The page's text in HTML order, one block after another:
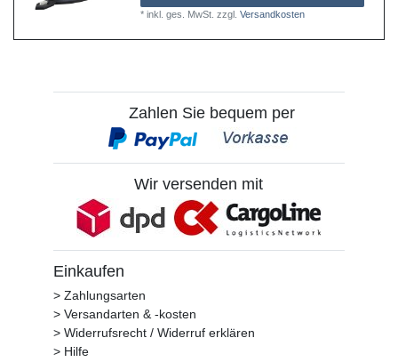
*inkl. ges. MwSt. zzgl.Versandkosten
Zahlen Sie bequem per
Wir versenden mit
Einkaufen
> Zahlungsarten
> Versandarten & -kosten
> Widerrufsrecht / Widerruf erklären
> Hilfe